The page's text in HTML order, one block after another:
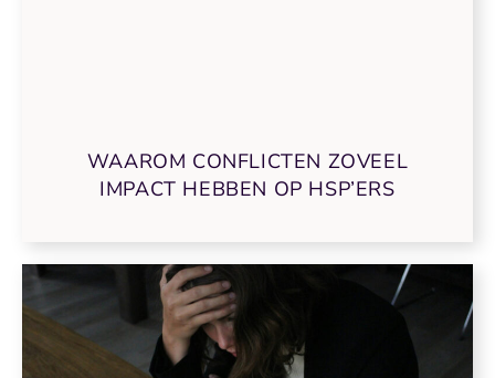
WAAROM CONFLICTEN ZOVEEL
IMPACT HEBBEN OP HSP’ERS